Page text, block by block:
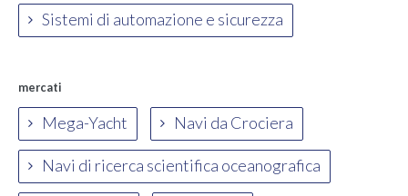
Sistemi di automazione e sicurezza
mercati
Mega-Yacht Navi da Crociera
Navi di ricerca scientifica oceanografica